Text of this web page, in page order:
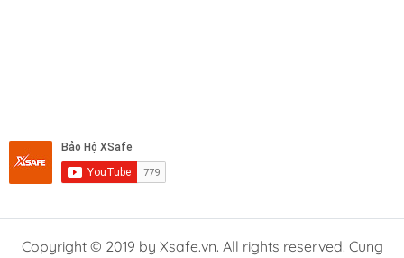
Copyright © 2019 by Xsafe.vn. All rights reserved. Cung